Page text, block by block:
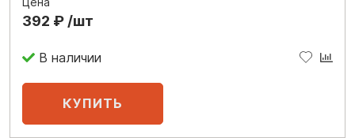
392 ₽ /шт
В наличии